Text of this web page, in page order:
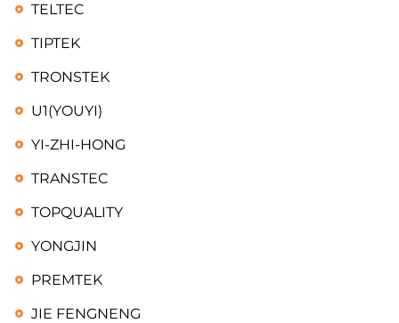
TELTEC
TIPTEK
TRONSTEK
U1(YOUYI)
YI-ZHI-HONG
TRANSTEC
TOPQUALITY
YONGJIN
PREMTEK
JIE FENGNENG